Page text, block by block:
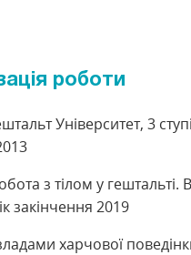
роботи
Університет, 3
з тілом у гештальті.
закінчення 2019
харчової